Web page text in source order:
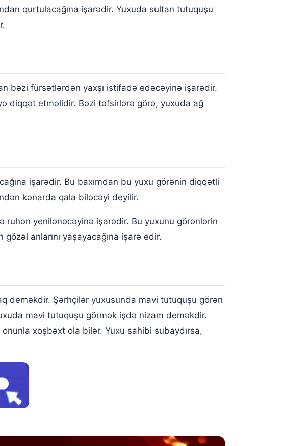
qurtulacağına işarədir. Yuxuda sultan tutuquşu
bəzi fürsətlərdən yaxşı istifadə edəcəyinə işarədir.
diqqət etməlidir. Bəzi təfsirlərə görə, yuxuda ağ
işarədir. Bu baxımdan bu yuxu görənin diqqətli
kənarda qala biləcəyi deyilir.
yenilənəcəyinə işarədir. Bu yuxunu görənlərin
anlarını yaşayacağına işarə edir.
deməkdir. Şərhçilər yuxusunda mavi tutuquşu görən
mavi tutuquşu görmək işdə nizam deməkdir.
xoşbəxt ola bilər. Yuxu sahibi subaydırsa,